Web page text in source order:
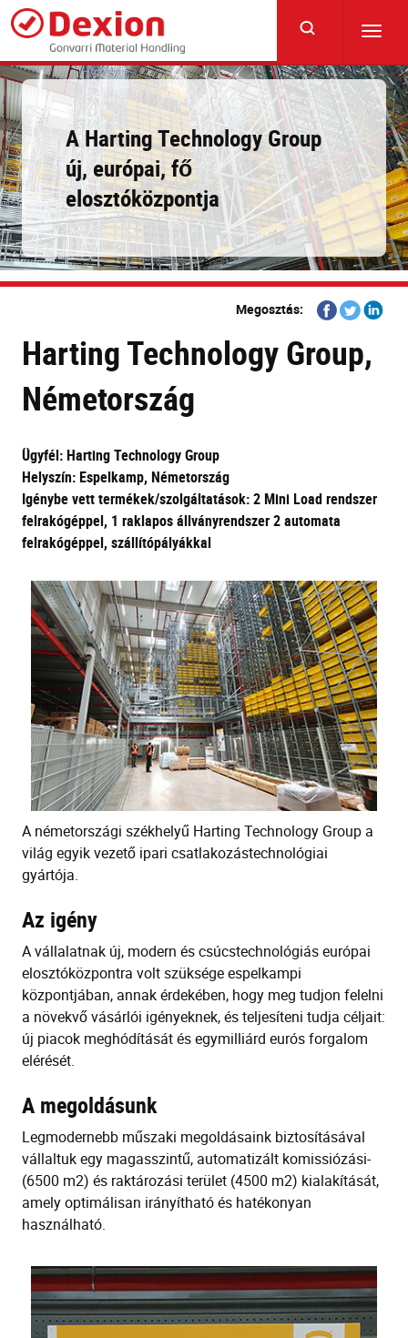
Skip
main
content
A Harting Technology Group
új, európai, fő
elosztóközpontja
Megosztás:
Share
on
Facebook
Share
on
Twitter
Share
Harting Technology Group,
Németország
Ügyfél: Harting Technology Group
Helyszín: Espelkamp, Németország
Igénybe vett termékek/szolgáltatások: 2 Mini Load rendszer
felrakógéppel, 1 raklapos állványrendszer 2 automata
felrakógéppel, szállítópályákkal
A németországi székhelyű Harting Technology Group a
világ egyik vezető ipari csatlakozástechnológiai
gyártója.
Az igény
A vállalatnak új, modern és csúcstechnológiás európai
elosztóközpontra volt szüksége espelkampi
központjában, annak érdekében, hogy meg tudjon felelni
a növekvő vásárlói igényeknek, és teljesíteni tudja céljait:
új piacok meghódítását és egymilliárd eurós forgalom
elérését.
A megoldásunk
Legmodernebb műszaki megoldásaink biztosításával
vállaltuk egy magasszintű, automatizált komissiózási-
(6500 m2) és raktározási terület (4500 m2) kialakítását,
amely optimálisan irányítható és hatékonyan
használható.